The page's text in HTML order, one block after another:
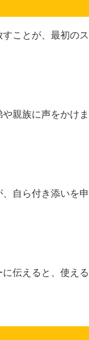
ことが、最初の
親族に声をかけ
自ら付き添いを
伝えると、使え